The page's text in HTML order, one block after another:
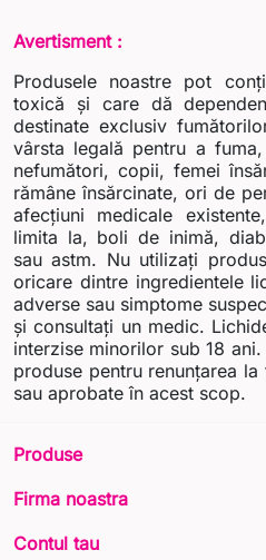
Avertisment :
Produsele noastre pot
toxică și care dă
destinate exclusiv
vârsta legală pentru a
nefumători, copii, femei
rămâne însărcinate, ori de
afecțiuni medicale
limita la, boli de inimă,
sau astm. Nu utilizați
oricare dintre ingredientele
adverse sau simptome
și consultați un medic.
interzise minorilor sub 18
produse pentru renunțarea
sau aprobate în acest scop.
Produse
Firma noastra
Contul tau